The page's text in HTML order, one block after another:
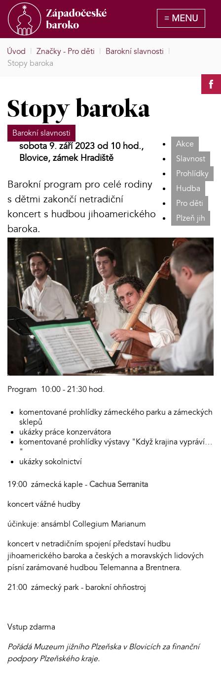
Úvod | Značky - Pro děti | Barokní slavnosti |
Stopy baroka
Stopy baroka
Barokní slavnosti
Akce
Slavnost
Prohlídky
Hudba
Pro děti
Plzeň jih
sobota 9. září 2023 od 10 hod.,
Blovice, zámek Hradiště
Barokní program pro celé rodiny
s dětmi zakončí netradiční
koncert s hudbou jihoamerického
baroka.
Program 10:00 - 21:30 hod.
komentované prohlídky zámeckého parku a zámeckých
sklepů
ukázky práce konzervátora
komentované prohlídky výstavy "Když krajina vypráví…
"
ukázky sokolnictví
19:00 zámecká kaple -Cachua Serranita
koncert vážné hudby
účinkuje: ansámbl Collegium Marianum
koncert v netradičním spojení představí hudbu
jihoamerického baroka a českých a moravských lidových
písní zarámované hudbou Telemanna a Brentnera.
21:00 zámecký park - barokní ohňostroj
Vstup zdarma
Pořádá Muzeum jižního Plzeňska v Blovicích za finanční
podpory Plzeňského kraje.